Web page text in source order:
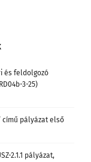
és feldolgozó
3-25)
című pályázat első
2.1.1 pályázat,